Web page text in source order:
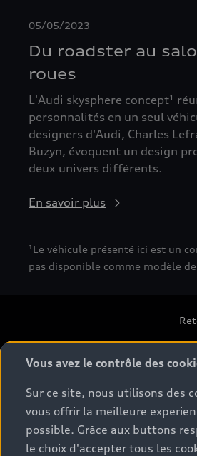
05/05/2023
Du roadster au
roues
L'Audi skysphere concept¹
personnalités en un seul
designers d'Audi, Charles
Buzyn, évoquent un design
deux univers différents.
En savoir plus
¹Le véhicule présenté ici est un
pas disponible comme modèle
Gamme
Tous les modèles
Comparer les modèles
Conseil & achat
Offres du moment
Service & Accessoires
Vous avez le contrôle des
Sur ce site, nous utilisons des
vous offrir la meilleure
possible. Grâce aux buttons
le choix d'accepter tous les